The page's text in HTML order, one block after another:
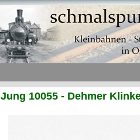
Jung 10055 - Dehmer